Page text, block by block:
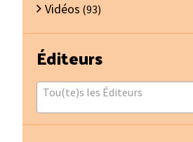
Vidéos (93)
Éditeurs
Tou(te)s les Éditeurs